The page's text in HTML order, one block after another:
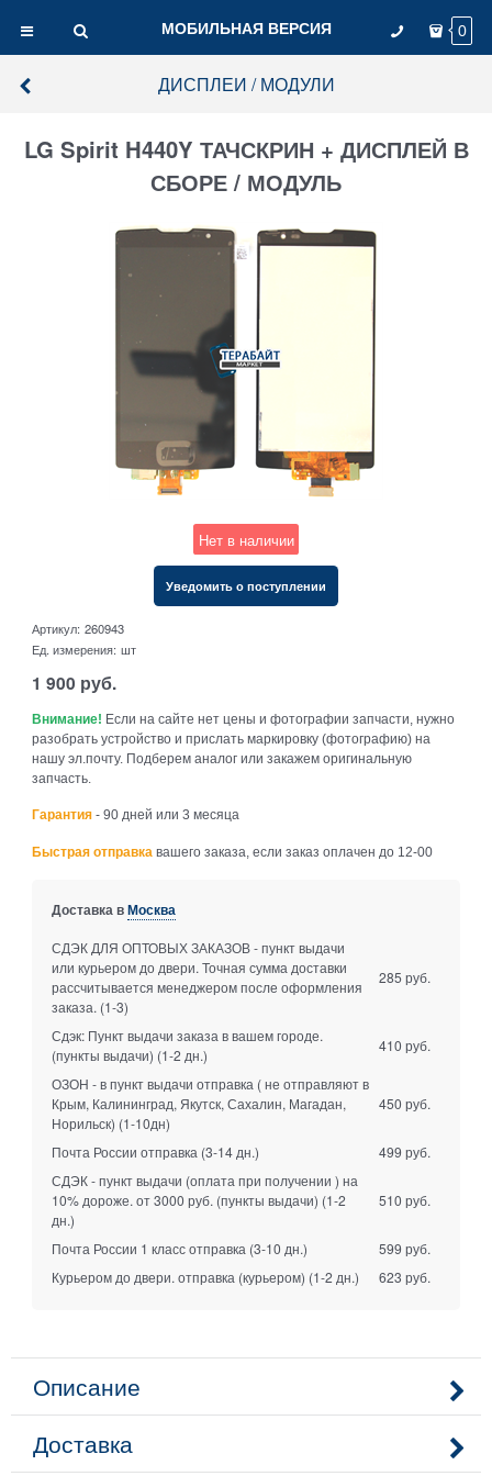
МОБИЛЬНАЯ ВЕРСИЯ 0
ДИСПЛЕИ / МОДУЛИ
LG Spirit H440Y ТАЧСКРИН + ДИСПЛЕЙ В
СБОРЕ / МОДУЛЬ
Нет в наличии
Уведомить о поступлении
Артикул: 260943
Ед. измерения: шт
1 900 руб.
Внимание! Если на сайте нет цены и фотографии запчасти, нужно
разобрать устройство и прислать маркировку (фотографию) на
нашу эл.почту. Подберем аналог или закажем оригинальную
запчасть.
Гарантия - 90 дней или 3 месяца
Быстрая отправка вашего заказа, если заказ оплачен до 12-00
Доставка вМосква
СДЭК ДЛЯ ОПТОВЫХ ЗАКАЗОВ - пункт выдачи
или курьером до двери. Точная сумма доставки
рассчитывается менеджером после оформления
заказа. (1-3)
285 руб.
Сдэк: Пункт выдачи заказа в вашем городе.
(пункты выдачи) (1-2 дн.)
410 руб.
ОЗОН - в пункт выдачи отправка ( не отправляют в
Крым, Калининград, Якутск, Сахалин, Магадан,
Норильск) (1-10дн)
450 руб.
Почта России отправка (3-14 дн.)
499 руб.
СДЭК - пункт выдачи (оплата при получении ) на
10% дороже. от 3000 руб. (пункты выдачи) (1-2
дн.)
510 руб.
Почта России 1 класс отправка (3-10 дн.)
599 руб.
Курьером до двери. отправка (курьером) (1-2 дн.) 623 руб.
Описание
Доставка